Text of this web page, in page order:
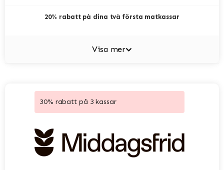
20% rabatt på dina två första matkassar
Visa mer
30% rabatt på 3 kassar